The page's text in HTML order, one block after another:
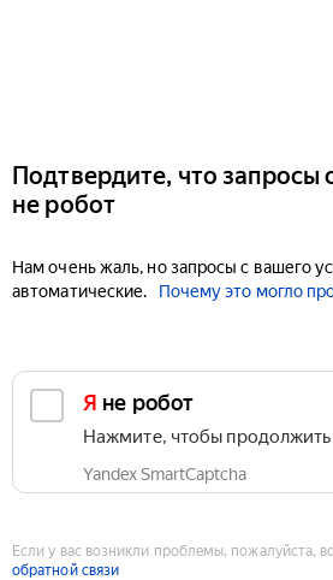
Подтвердите, что запросы
не робот
Нам очень жаль, но запросы с вашего
автоматические.
Почему это могло
Я не робот
Нажмите, чтобы продолжить
Yandex SmartCaptcha
Если у вас возникли проблемы, пожалуйста,
обратной связи